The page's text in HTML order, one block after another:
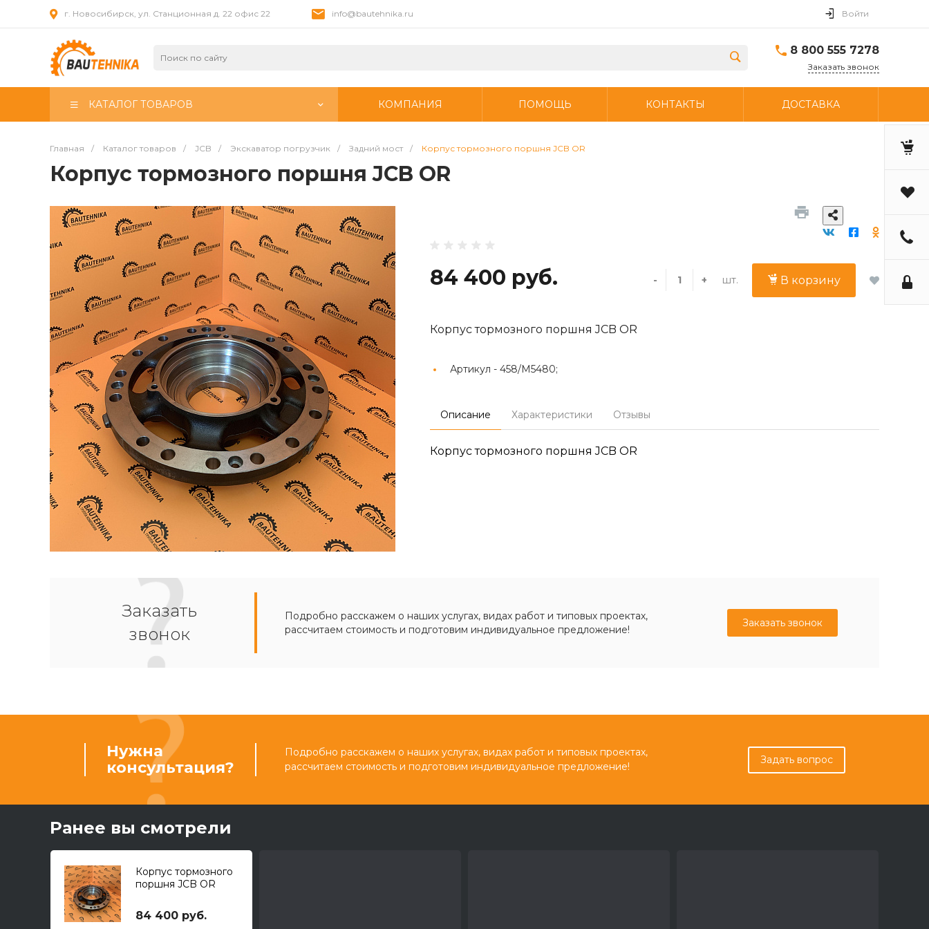
г. Новосибирск, ул. Станционная д. 22 офис 22 info@bautehnika.ru Войти
8 800 555 7278
Заказать звонок
КАТАЛОГ ТОВАРОВ КОМПАНИЯ ПОМОЩЬ КОНТАКТЫ ДОСТАВКА
Главная / Каталог товаров / JCB / Экскаватор погрузчик / Задний мост / Корпус тормозного поршня JCB OR
Корпус тормозного поршня JCB OR
84 400 руб. - + шт. В корзину
Корпус тормозного поршня JCB OR
Артикул - 458/M5480;
Описание Характеристики Отзывы
Корпус тормозного поршня JCB OR
Заказать
звонок
Подробно расскажем о наших услугах, видах работ и типовых проектах,
рассчитаем стоимость и подготовим индивидуальное предложение!
Заказать звонок
Нужна
консультация?
Подробно расскажем о наших услугах, видах работ и типовых проектах,
рассчитаем стоимость и подготовим индивидуальное предложение!
Задать вопрос
Ранее вы смотрели
Корпус тормозного
поршня JCB OR
84 400 руб.